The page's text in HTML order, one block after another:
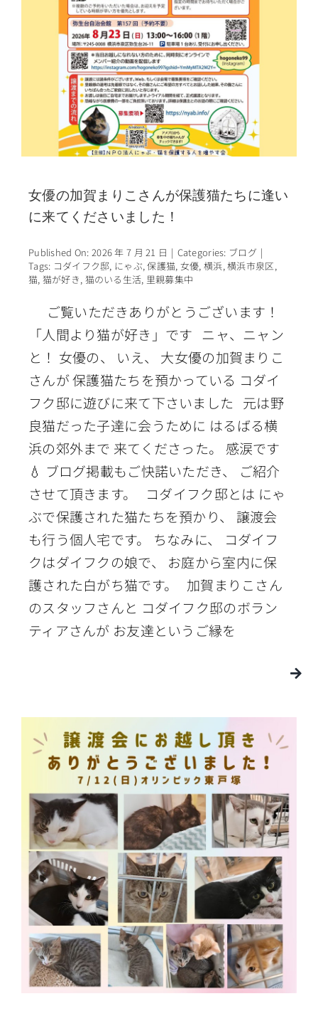
女優の加賀まりこさんが保護猫たちに逢い
に来てくださいました！
Published On: 2026 年 7 月 21 日 | Categories: ブログ |
Tags: コダイフク邸, にゃぶ,保護猫, 女優,横浜,横浜市泉区,
猫, 猫が好き, 猫のいる生活, 里親募集中
ご覧いただきありがとうございます！
「人間より猫が好き」です ニャ、ニャン
と！ 女優の、 いえ、 大女優の加賀まりこ
さんが 保護猫たちを預かっている コダイ
フク邸に遊びに来て下さいました 元は野
良猫だった子達に会うために はるばる横
浜の郊外まで 来てくださった。 感涙です
💧 ブログ掲載もご快諾いただき、 ご紹介
させて頂きます。 コダイフク邸とは にゃ
ぶで保護された猫たちを預かり、 譲渡会
も行う個人宅です。 ちなみに、 コダイフ
クはダイフクの娘で、 お庭から室内に保
護された白がち猫です。 加賀まりこさん
のスタッフさんと コダイフク邸のボラン
ティアさんが お友達というご縁を